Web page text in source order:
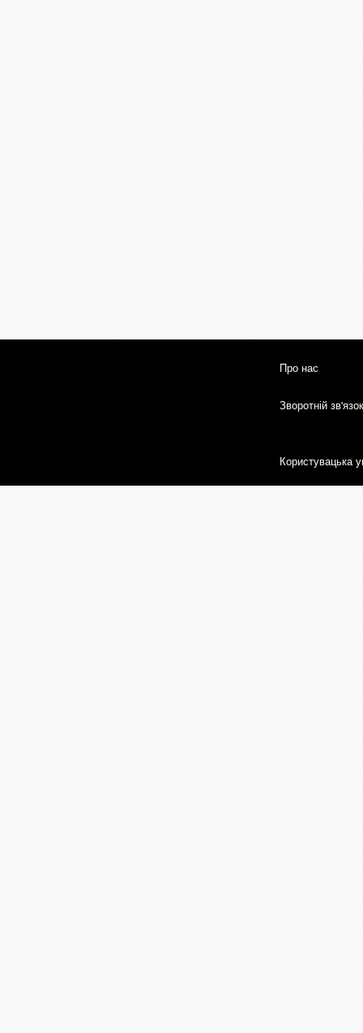
Про нас
Зворотній зв'язок
Користувацька